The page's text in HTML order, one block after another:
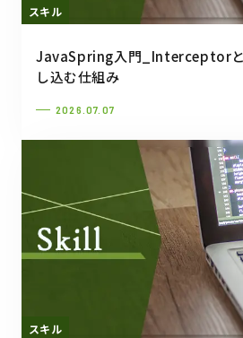
スキル
JavaSpring入門_Interceptorと
し込む仕組み
2026.07.07
スキル